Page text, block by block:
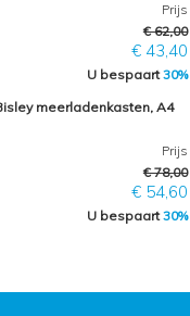
Prijs
€ 62,00
€ 43,40
U bespaart30%
meerladenkasten, A4
Prijs
€ 78,00
€ 54,60
U bespaart30%